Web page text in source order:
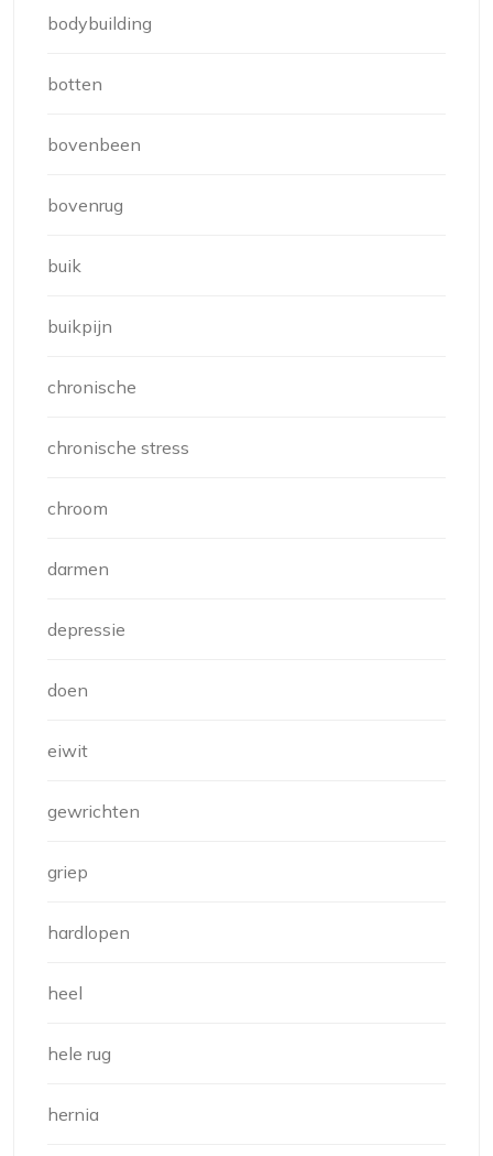
bodybuilding
botten
bovenbeen
bovenrug
buik
buikpijn
chronische
chronische stress
chroom
darmen
depressie
doen
eiwit
gewrichten
griep
hardlopen
heel
hele rug
hernia